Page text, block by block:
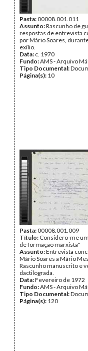
Pasta:00008.001.011
Assunto:Rascunho de
respostas de entrevista
por Mário Soares,
exílio.
Data: c. 1970
Fundo:AMS - Arquivo
Tipo Documental:
Página(s): 10
Pasta:00008.001.009
Título: Considero-me
de formação marxista"
Assunto:Entrevista
Mário Soares a Mário
Rascunho manuscrito e
dactilograda.
Data:Fevereiro de 1972
Fundo:AMS - Arquivo
Tipo Documental:
Página(s): 120